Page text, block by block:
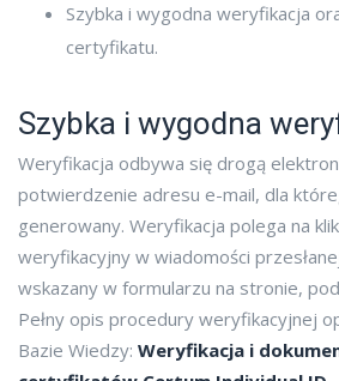
Szybka i wygodna weryfikacja
certyfikatu.
Szybka i wygodna
Weryfikacja odbywa się drogą
potwierdzenie adresu e-mail, dla
generowany. Weryfikacja polega na
weryfikacyjny w wiadomości
wskazany w formularzu na stronie,
Pełny opis procedury weryfikacyjnej
Bazie Wiedzy: Weryfikacja i